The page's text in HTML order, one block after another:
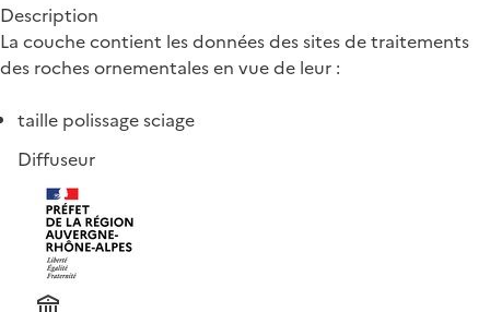
Description
La couche contient les données des sites de traitements
des roches ornementales en vue de leur :
taille polissage sciage
Diffuseur